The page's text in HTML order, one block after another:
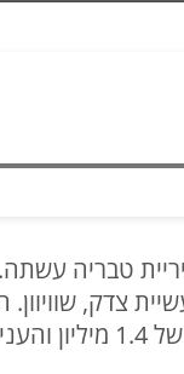
טבריה
עשיית צדק,